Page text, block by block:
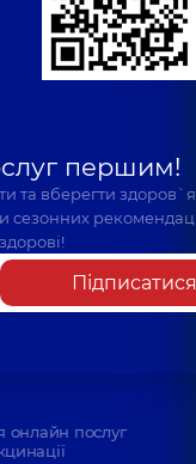
першим!
та вберегти
сезонних
Підписатися
онлайн послуг